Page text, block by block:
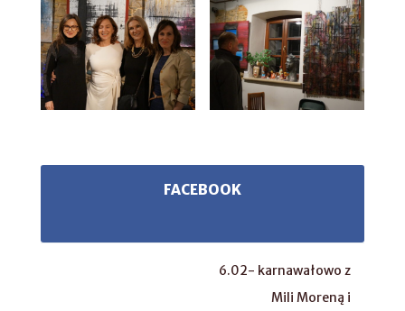
FACEBOOK
6.02- karnawałowo z
Mili Moreną i